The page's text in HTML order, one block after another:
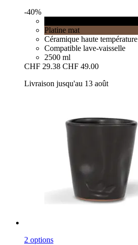
-40%
Platine mat
Céramique haute température
Compatible lave-vaisselle
2500 ml
CHF 29.38 CHF 49.00
Livraison jusqu'au 13 août
2 options